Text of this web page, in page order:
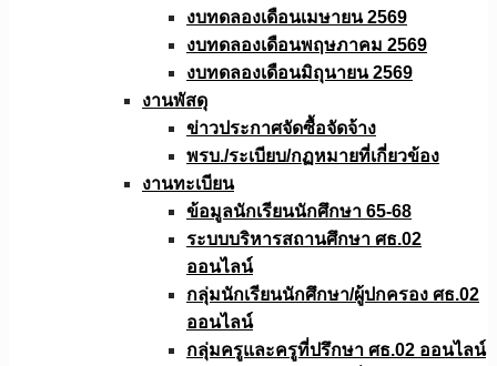
งบทดลองเดือนเมษายน 2569
งบทดลองเดือนพฤษภาคม 2569
งบทดลองเดือนมิถุนายน 2569
งานพัสดุ
ข่าวประกาศจัดซื้อจัดจ้าง
พรบ./ระเบียบ/กฏหมายที่เกี่ยวข้อง
งานทะเบียน
ข้อมูลนักเรียนนักศึกษา 65-68
ระบบบริหารสถานศึกษา ศธ.02
ออนไลน์
กลุ่มนักเรียนนักศึกษา/ผู้ปกครอง ศธ.02
ออนไลน์
กลุ่มครูและครูที่ปรึกษา ศธ.02 ออนไลน์